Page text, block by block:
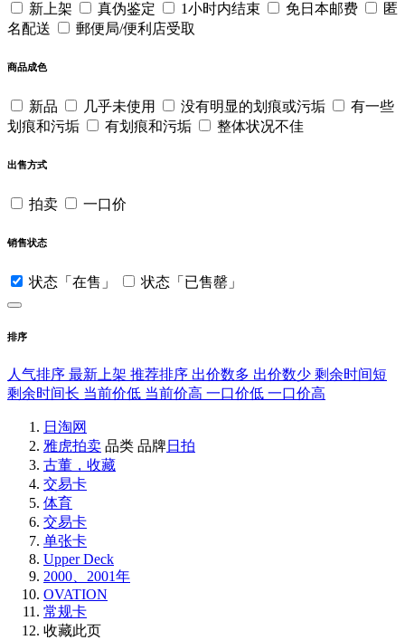
新上架 真伪鉴定 1小时内结束 免日本邮费
匿
名配送
郵便局/便利店受取
商品成色
新品 几乎未使用 没有明显的划痕或污垢
有一些
划痕和污垢
有划痕和污垢 整体状况不佳
出售方式
拍卖 一口价
销售状态
状态「在售」 状态「已售罄」
排序
人气排序 最新上架 推荐排序 出价数多 出价数少 剩余时间短
剩余时间长 当前价低 当前价高 一口价低 一口价高
日淘网
雅虎拍卖 品类 品牌日拍
古董，收藏
交易卡
体育
交易卡
单张卡
Upper Deck
2000、2001年
OVATION
常规卡
收藏此页